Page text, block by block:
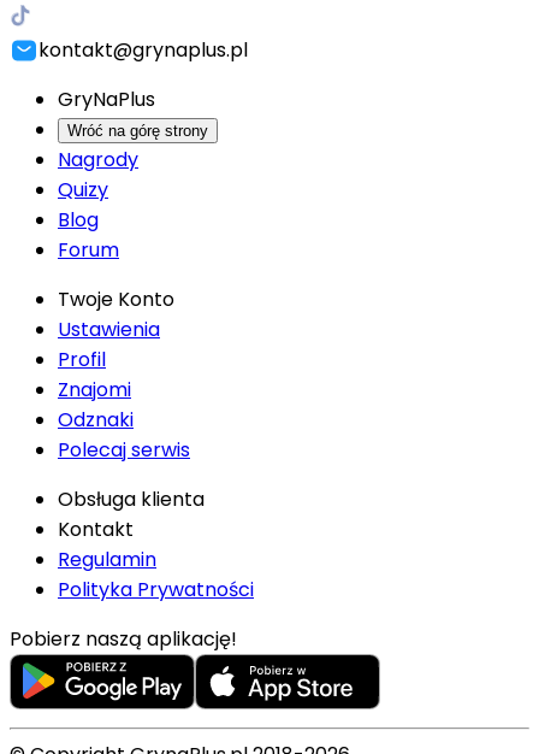
kontakt@grynaplus.pl
GryNaPlus
Wróć na górę strony
Nagrody
Quizy
Blog
Forum
Twoje Konto
Ustawienia
Profil
Znajomi
Odznaki
Polecaj serwis
Obsługa klienta
Kontakt
Regulamin
Polityka Prywatności
Pobierz naszą aplikację!